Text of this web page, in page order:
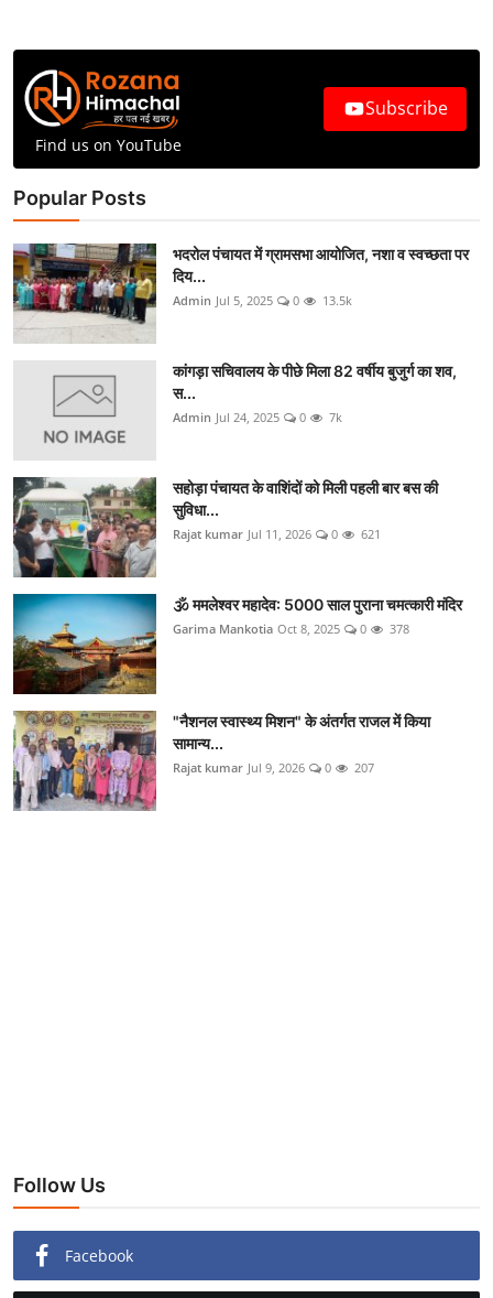
Find us on YouTube
Subscribe
Popular Posts
भदरोल पंचायत में ग्रामसभा आयोजित, नशा व स्वच्छता पर
दिय...
Admin Jul 5, 2025 0 13.5k
कांगड़ा सचिवालय के पीछे मिला 82 वर्षीय बुजुर्ग का शव,
स...
Admin Jul 24, 2025 0 7k
सहोड़ा पंचायत के वाशिंदों को मिली पहली बार बस की
सुविधा...
Rajat kumar Jul 11, 2026 0 621
🕉️ ममलेश्वर महादेव: 5000 साल पुराना चमत्कारी मंदिर
Garima Mankotia Oct 8, 2025 0 378
"नैशनल स्वास्थ्य मिशन" के अंतर्गत राजल में किया
सामान्य...
Rajat kumar Jul 9, 2026 0 207
Follow Us
Facebook